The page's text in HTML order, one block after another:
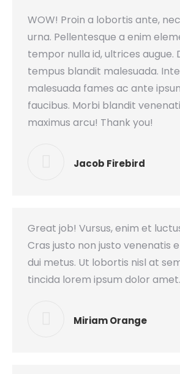
WOW! Proin a lobortis ante,
urna. Pellentesque a enim
tempor nulla id, ultrices augue.
tempus blandit malesuada.
malesuada fames ac ante
faucibus. Morbi blandit
maximus arcu! Thank you!
Jacob Firebird
Great job! Vursus, enim et
Cras justo non justo venenatis
dui metus. Ut lobortis nisl at
tincida lorem ipsum dolor
Miriam Orange